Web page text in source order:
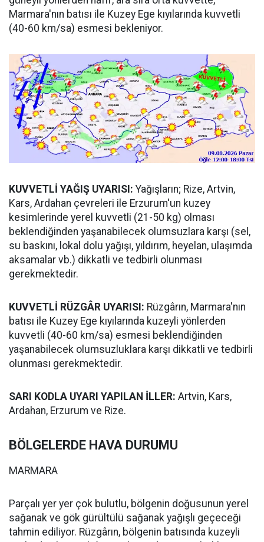
Marmara'nın batısı ile Kuzey Ege kıyılarında kuvvetli
(40-60 km/sa) esmesi bekleniyor.
KUVVETLİ YAĞIŞ UYARISI: Yağışların; Rize, Artvin,
Kars, Ardahan çevreleri ile Erzurum'un kuzey
kesimlerinde yerel kuvvetli (21-50 kg) olması
beklendiğinden yaşanabilecek olumsuzlara karşı (sel,
su baskını, lokal dolu yağışı, yıldırım, heyelan, ulaşımda
aksamalar vb.) dikkatli ve tedbirli olunması
gerekmektedir.
KUVVETLİ RÜZGÂR UYARISI: Rüzgârın, Marmara'nın
batısı ile Kuzey Ege kıyılarında kuzeyli yönlerden
kuvvetli (40-60 km/sa) esmesi beklendiğinden
yaşanabilecek olumsuzluklara karşı dikkatli ve tedbirli
olunması gerekmektedir.
SARI KODLA UYARI YAPILAN İLLER: Artvin, Kars,
Ardahan, Erzurum ve Rize.
BÖLGELERDE HAVA DURUMU
MARMARA
Parçalı yer yer çok bulutlu, bölgenin doğusunun yerel
sağanak ve gök gürültülü sağanak yağışlı geçeceği
tahmin ediliyor. Rüzgârın, bölgenin batısında kuzeyli